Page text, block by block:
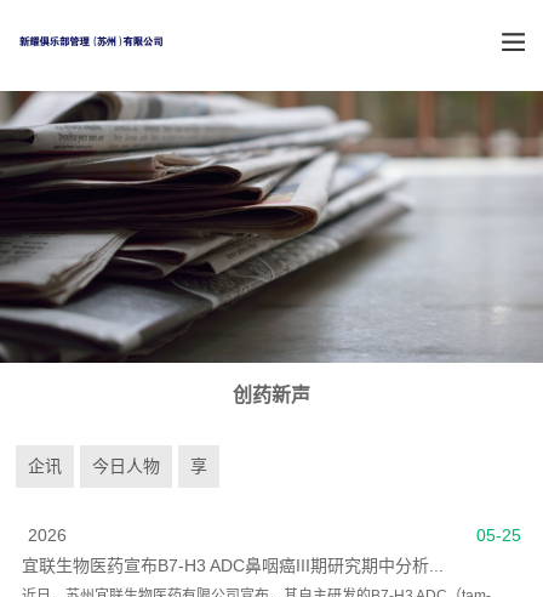
创药新声
企讯 今日人物 享
05-25
2026
宜联生物医药宣布B7-H3 ADC鼻咽癌III期研究期中分析...